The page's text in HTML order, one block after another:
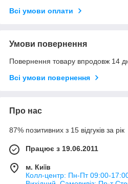
Всі умови оплати
Умови повернення
Повернення товару впродовж 14
Всі умови повернення
Про нас
87% позитивних з 15 відгуків за рік
Працює з 19.06.2011
м. Київ
Колл-центр: Пн-Пт 09:00-